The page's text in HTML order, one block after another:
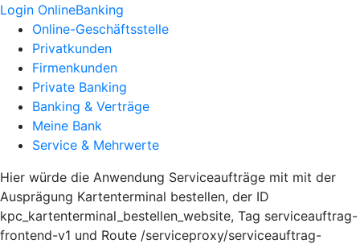
Login OnlineBanking
Online-Geschäftsstelle
Privatkunden
Firmenkunden
Private Banking
Banking & Verträge
Meine Bank
Service & Mehrwerte
Hier würde die Anwendung Serviceaufträge mit mit der
Ausprägung Kartenterminal bestellen, der ID
kpc_kartenterminal_bestellen_website, Tag serviceauftrag-
frontend-v1 und Route /serviceproxy/serviceauftrag-